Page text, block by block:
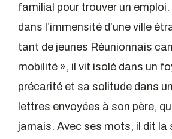
familial pour trouver un
dans l’immensité d’une ville
tant de jeunes Réunionnais
mobilité », il vit isolé dans un
précarité et sa solitude dans
lettres envoyées à son père,
jamais. Avec ses mots, il dit la